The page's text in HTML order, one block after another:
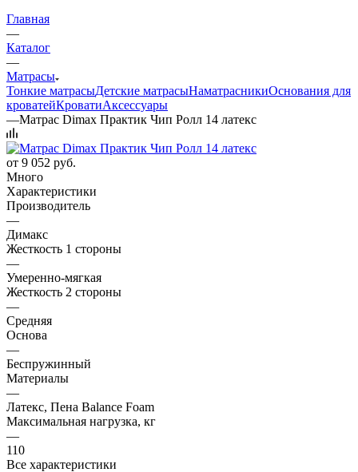
Главная
—
Каталог
—
Матрасы
Тонкие матрасыДетские матрасыНаматрасникиОснования для
кроватейКроватиАксессуары
—Матрас Dimax Практик Чип Ролл 14 латекс
от 9 052 руб.
Много
Характеристики
Производитель
—
Димакс
Жесткость 1 стороны
—
Умеренно-мягкая
Жесткость 2 стороны
—
Средняя
Основа
—
Беспружинный
Материалы
—
Латекс, Пена Balance Foam
Максимальная нагрузка, кг
—
110
Все характеристики